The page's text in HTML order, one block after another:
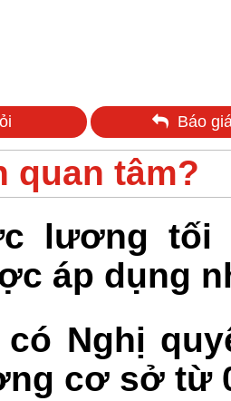
Báo
quan tâm?
lương tối
áp dụng
Nghị
cơ sở từ